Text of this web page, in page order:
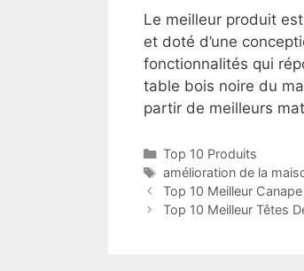
Le meilleur produit
et doté d’une
fonctionnalités qui
table bois noire du
partir de meilleurs
Top 10 Produits
amélioration de la
Top 10 Meilleur
Top 10 Meilleur Têtes